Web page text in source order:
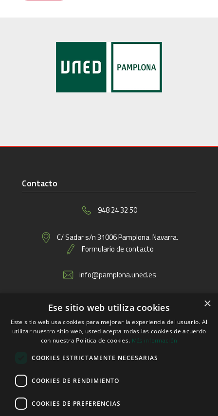
Contacto
948 24 32 50
C/ Sadar s/n 31006 Pamplona. Navarra.
Formulario de contacto
info@pamplona.uned.es
Enlaces ×
Ese sitio web utiliza cookies
Este sitio web usa cookies para mejorar la experiencia del usuario. Al
utilizar nuestro sitio web, usted acepta todas las cookies de acuerdo
con nuestra Política de cookies. Más información
COOKIES ESTRICTAMENTE NECESARIAS
COOKIES DE RENDIMIENTO
COOKIES DE PREFERENCIAS